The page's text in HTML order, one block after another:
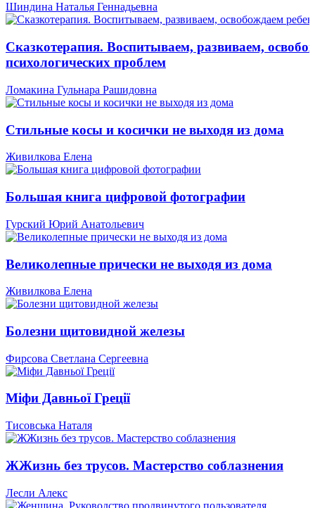
Шиндина Наталья Геннадьевна
Сказкотерапия. Воспитываем, развиваем,
психологических проблем
Ломакина Гульнара Рашидовна
Стильные косы и косички не выходя из дома
Живилкова Елена
Большая книга цифровой фотографии
Гурский Юрий Анатольевич
Великолепные прически не выходя из дома
Живилкова Елена
Болезни щитовидной железы
Фирсова Светлана Сергеевна
Міфи Давньої Греції
Тисовська Наталя
ЖЖизнь без трусов. Мастерство соблазнения
Лесли Алекс